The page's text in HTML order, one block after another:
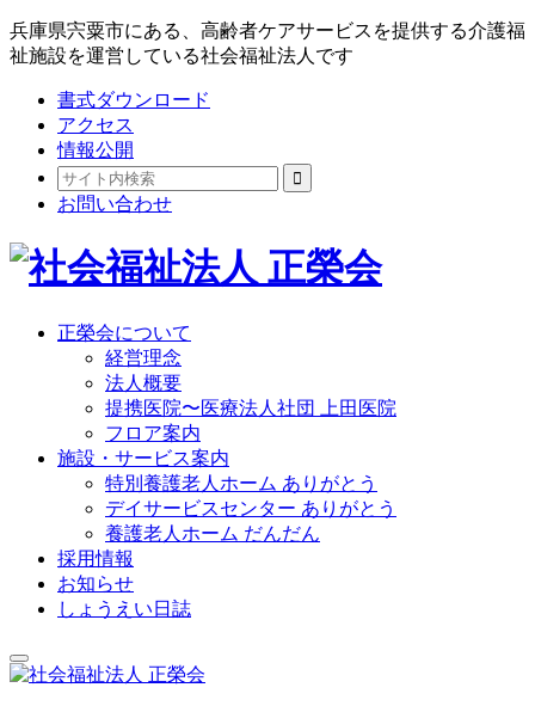
兵庫県宍粟市にある、高齢者ケアサービスを提供する介護福
祉施設を運営している社会福祉法人です
書式ダウンロード
アクセス
情報公開
お問い合わせ
正榮会について
経営理念
法人概要
提携医院〜医療法人社団 上田医院
フロア案内
施設・サービス案内
特別養護老人ホーム ありがとう
デイサービスセンター ありがとう
養護老人ホーム だんだん
採用情報
お知らせ
しょうえい日誌